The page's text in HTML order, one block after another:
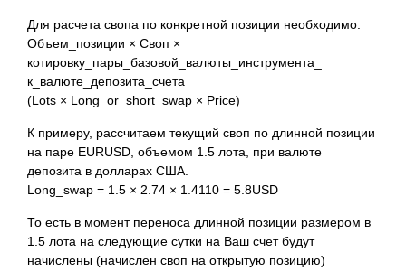
Для расчета свопа по конкретной позиции необходимо:
Объем_позиции × Своп ×
котировку_пары_базовой_валюты_инструмента_
к_валюте_депозита_счета
(Lots × Long_or_short_swap × Price)
К примеру, рассчитаем текущий своп по длинной позиции
на паре EURUSD, объемом 1.5 лота, при валюте
депозита в долларах США.
Long_swap = 1.5 × 2.74 × 1.4110 = 5.8USD
То есть в момент переноса длинной позиции размером в
1.5 лота на следующие сутки на Ваш счет будут
начислены (начислен своп на открытую позицию)